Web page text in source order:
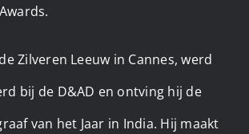
Zilveren Leeuw in Cannes, werd
bij de D&AD en ontving hij de
van het Jaar in India. Hij maakt